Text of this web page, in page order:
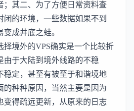
；其二、为了方便日常资料查
闭的环境，一些数据如果不到
成井底之蛙。
择境外的VPS确实是一个比较折
由于大陆到境外线路的不稳
稳定，甚至有被至于和谐境地
的种种原因，当然主要是因为
变得疏远更新，从原来的日志